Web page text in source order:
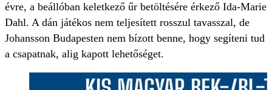
évre, a beállóban keletkező űr betöltésére érkező Ida-Marie
Dahl. A dán játékos nem teljesített rosszul tavasszal, de
Johansson Budapesten nem bízott benne, hogy segíteni tud
a csapatnak, alig kapott lehetőséget.